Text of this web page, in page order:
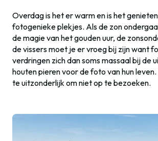
Overdag is het er warm en is het
fotogenieke plekjes. Als de zon
de magie van het gouden uur, de
de vissers moet je er vroeg bij zijn want
verdringen zich dan soms massaal bij de
houten pieren voor de foto van hun
te uitzonderlijk om niet op te bezoeken.